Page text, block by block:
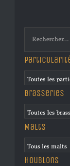
Brasseries
Malts
Houblons